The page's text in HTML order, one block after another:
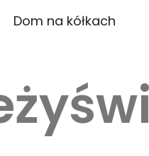
Dom na kółkach